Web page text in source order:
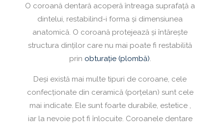
O coroană dentară acoperă întreaga suprafață a
dintelui, restabilind-i forma și dimensiunea
anatomică. O coroană protejează și întărește
structura dinților care nu mai poate fi restabilită
prin obturație (plombă).
Deși există mai multe tipuri de coroane, cele
confecționate din ceramică (porțelan) sunt cele
mai indicate. Ele sunt foarte durabile, estetice ,
iar la nevoie pot fi înlocuite. Coroanele dentare